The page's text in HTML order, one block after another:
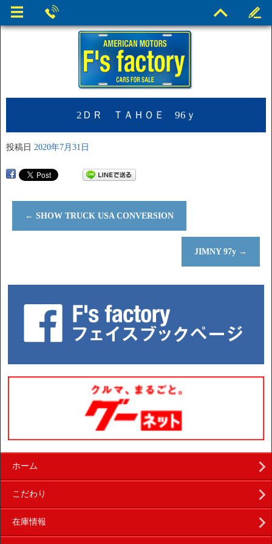
2ＤＲ ＴＡＨＯＥ 96ｙ
投稿日 2020年7月31日
← SHOW TRUCK USA CONVERSION
JIMNY 97y →
ホーム
こだわり
在庫情報